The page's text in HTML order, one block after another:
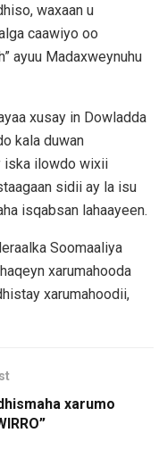
waxaan u
caawiyo oo
ayuu Madaxweynuhu
xusay in Dowladda
kala duwan
iska ilowdo wixii
sidii ay la isu
isqabsan lahaayeen.
Soomaaliya
xarumahooda
xarumahoodii,
xarumo